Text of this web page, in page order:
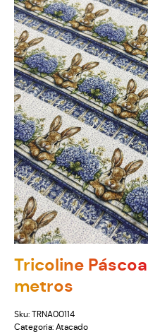
Tricoline
metros
Sku: TRNA00114
Categoria: Atacado